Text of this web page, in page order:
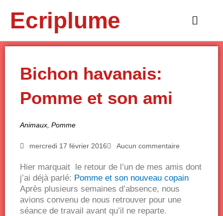
contenuEcriplume
Main
Bichon havanais:
Pomme et son ami
Animaux, Pomme
mercredi 17 février 2016 Aucun commentaire
Hier marquait le retour de l’un de mes amis dont
j’ai déjà parlé: Pomme et son nouveau copain
Après plusieurs semaines d’absence, nous
avions convenu de nous retrouver pour une
séance de travail avant qu’il ne reparte.